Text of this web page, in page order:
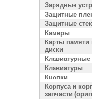
Зарядные
Защитные
Защитные
Камеры
Карты памяти
диски
Клавиатуры
Кнопки
Корпуса и
запчасти